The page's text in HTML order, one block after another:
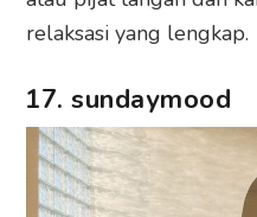
relaksasi yang lengkap.
17. sundaymood